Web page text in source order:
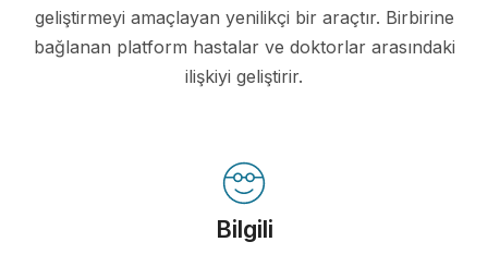
geliştirmeyi amaçlayan yenilikçi bir araçtır. Birbirine
bağlanan platform hastalar ve doktorlar arasındaki
ilişkiyi geliştirir.
Bilgili